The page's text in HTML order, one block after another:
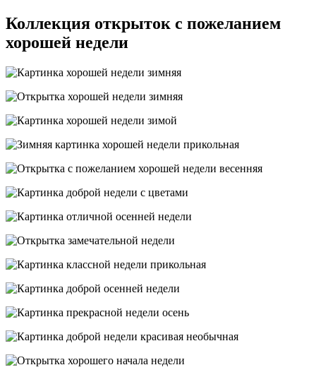
Коллекция открыток с пожеланием
хорошей недели